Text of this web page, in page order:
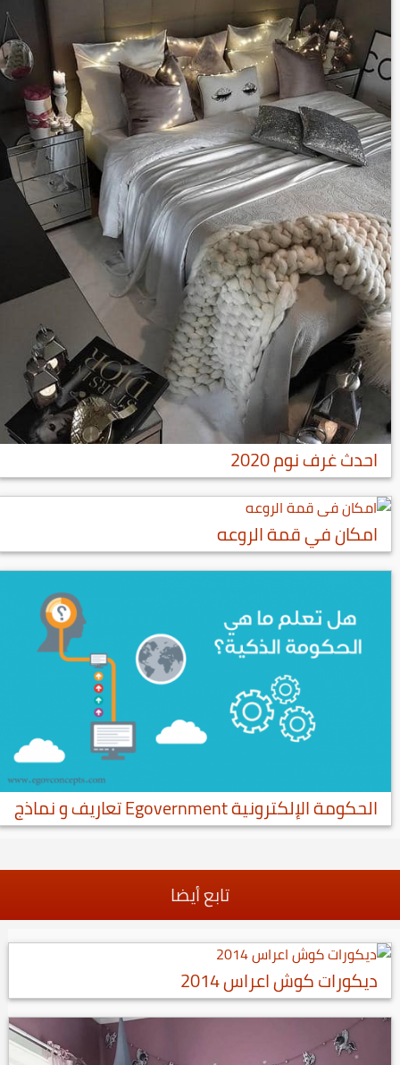
احدث غرف نوم 2020
امكان في قمة الروعه
الحكومة الإلكترونية Egovernment‏ تعاريف و نماذج
تابع أيضا
ديكورات كوش اعراس 2014